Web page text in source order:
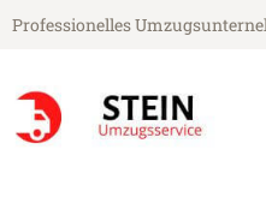
Professionelles